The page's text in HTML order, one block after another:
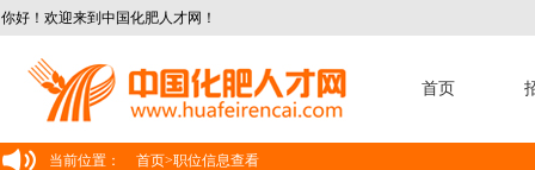
你好！欢迎来到中国化肥人才网！
首页
当前位置： 首页>职位信息查看